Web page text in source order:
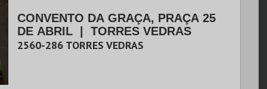
CONVENTO DA GRAÇA, PRAÇA 25
DE ABRIL
TORRES VEDRAS
2560-286 TORRES VEDRAS